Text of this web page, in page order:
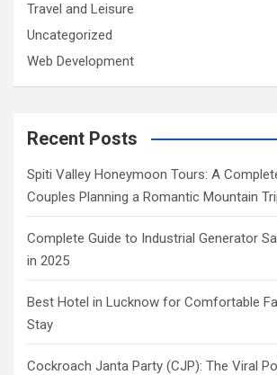
Travel and Leisure
Uncategorized
Web Development
Recent Posts
Spiti Valley Honeymoon Tours: A
Couples Planning a Romantic Mountain
Complete Guide to Industrial Generator
in 2025
Best Hotel in Lucknow for Comfortable
Stay
Cockroach Janta Party (CJP): The Viral